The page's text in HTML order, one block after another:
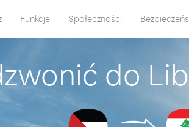
Funkcje Społeczności
do